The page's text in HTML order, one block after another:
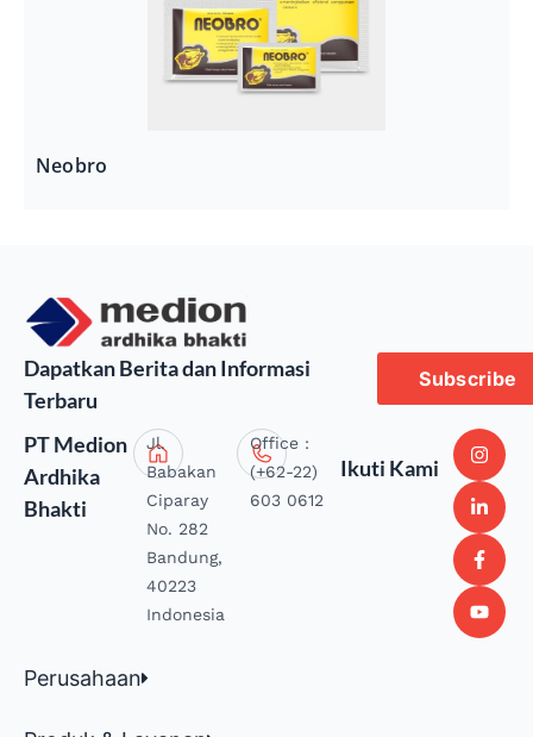
Neobro
Dapatkan Berita dan Informasi
Terbaru
Subscribe
PT Medion
Ardhika
Bhakti
Jl.
Babakan
Ciparay
No. 282
Bandung,
40223
Indonesia
Office :
(+62-22)
603 0612
Ikuti Kami
Perusahaan